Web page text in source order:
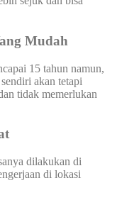
Mudah
15 tahun namun,
akan tetapi
tidak memerlukan
dilakukan di
di lokasi